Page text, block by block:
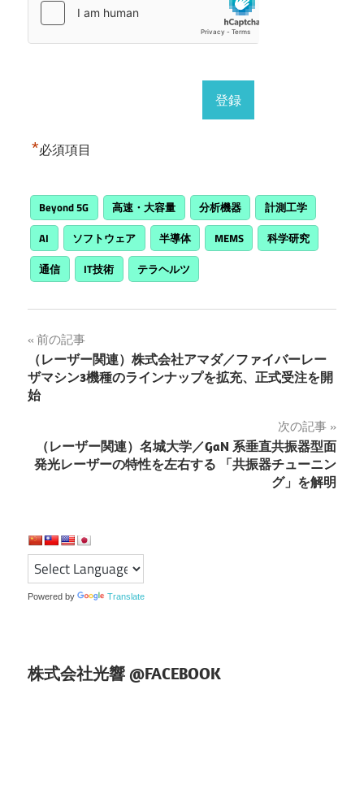
*必須項目
Beyond 5G 高速・大容量 分析機器
計測工学
AI
ソフトウェア 半導体 MEMS
科学研究
通信
IT技術 テラヘルツ
投
稿
ナ
ビ
ゲ
シ
ョ
ン
前の記事
（レーザー関連）株式会社アマダ／ファイバーレー
ザマシン3機種のラインナップを拡充、正式受注を開
始
次の記事
（レーザー関連）名城大学／GaN 系垂直共振器型面
発光レーザーの特性を左右する 「共振器チューニン
グ」を解明
Powered by Translate
株式会社光響 @FACEBOOK